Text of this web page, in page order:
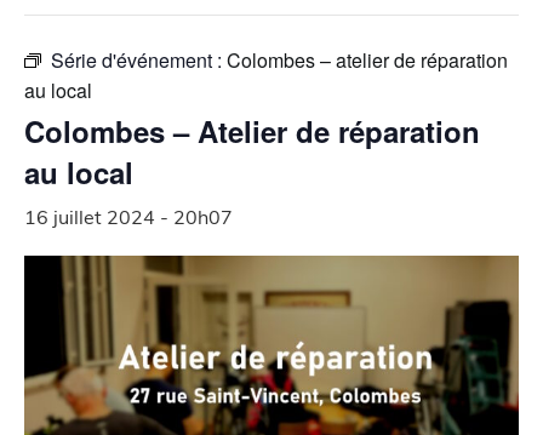
Série d'événement : Colombes – atelier de réparation
au local
Colombes – Atelier de réparation
au local
16 juillet 2024 - 20h07